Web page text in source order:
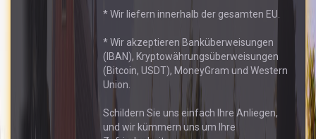
* Wir liefern innerhalb der gesamten EU.
* Wir akzeptieren Banküberweisungen
(IBAN), Kryptowährungsüberweisungen
(Bitcoin, USDT), MoneyGram und Western
Union.
Schildern Sie uns einfach Ihre Anliegen,
und wir kümmern uns um Ihre